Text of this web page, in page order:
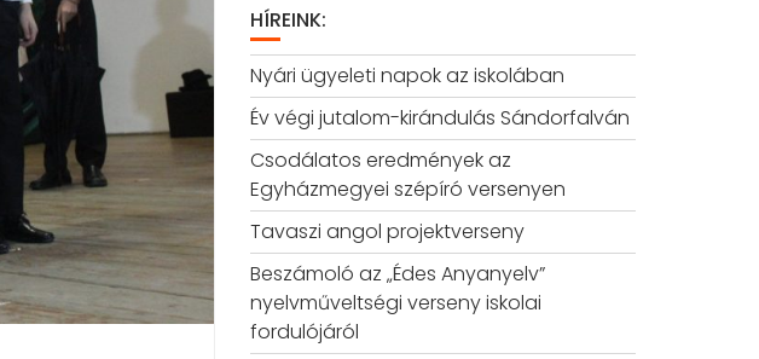
HÍREINK:
Nyári ügyeleti napok az iskolában
Év végi jutalom-kirándulás Sándorfalván
Csodálatos eredmények az
Egyházmegyei szépíró versenyen
Tavaszi angol projektverseny
Beszámoló az „Édes Anyanyelv”
nyelvműveltségi verseny iskolai
fordulójáról